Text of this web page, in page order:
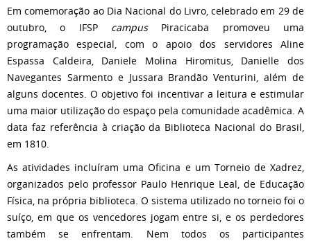
Em comemoração ao Dia Nacional do Livro, celebrado em 29 de
outubro, o IFSP campusPiracicaba promoveu uma
programação especial, com o apoio dos servidores Aline
Espassa Caldeira, Daniele Molina Hiromitus, Danielle dos
Navegantes Sarmento e Jussara Brandão Venturini, além de
alguns docentes. O objetivo foi incentivar a leitura e estimular
uma maior utilização do espaço pela comunidade acadêmica. A
data faz referência à criação da Biblioteca Nacional do Brasil,
em 1810.
As atividades incluíram uma Oficina e um Torneio de Xadrez,
organizados pelo professor Paulo Henrique Leal, de Educação
Física, na própria biblioteca. O sistema utilizado no torneio foi o
suíço, em que os vencedores jogam entre si, e os perdedores
também se enfrentam. Nem todos os participantes